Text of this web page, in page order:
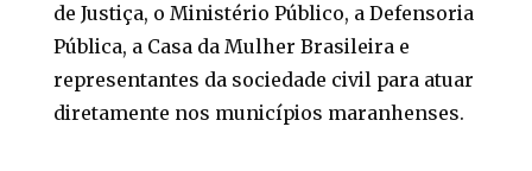
de Justiça, o Ministério Público, a Defensoria
Pública, a Casa da Mulher Brasileira e
representantes da sociedade civil para atuar
diretamente nos municípios maranhenses.